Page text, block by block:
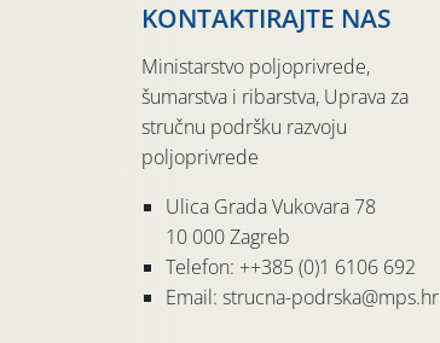
KONTAKTIRAJTE NAS
Ministarstvo poljoprivrede,
šumarstva i ribarstva, Uprava za
stručnu podršku razvoju
poljoprivrede
Ulica Grada Vukovara 78
10 000 Zagreb
Telefon: ++385 (0)1 6106 692
Email: strucna-podrska@mps.hr